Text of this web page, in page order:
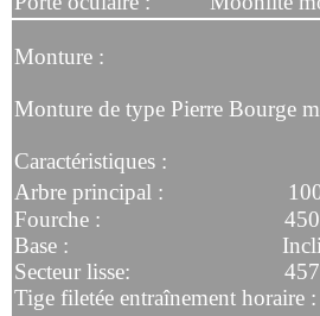
Monture :
Monture de type Pierre Bourge
Caractéristiques :
Arbre principal : 1000
Fourche : 450 mm
Base : Inclinaison
Secteur lisse: 457
Tige filetée entraînement